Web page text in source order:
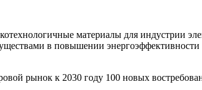
материалы для индустрии
в повышении
рынок к 2030 году 100 новых